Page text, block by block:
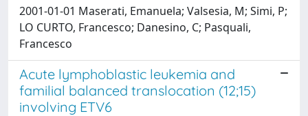
2001-01-01 Maserati, Emanuela; Valsesia, M; Simi, P;
LO CURTO, Francesco; Danesino, C; Pasquali,
Francesco
Acute lymphoblastic leukemia and
familial balanced translocation (12;15)
involving ETV6